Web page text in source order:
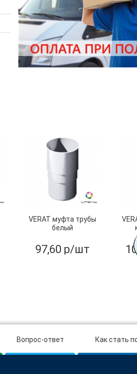
VERAT муфта трубы
белый
97,60 р/шт
Вопрос-ответ Как стать